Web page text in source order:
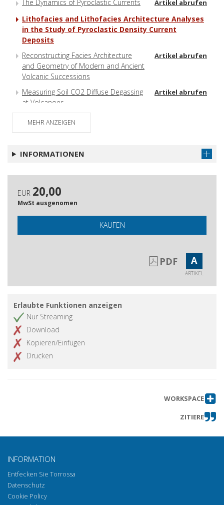
The Dynamics of Pyroclastic Currents Artikel abrufen
Lithofacies and Lithofacies Architecture Analyses
in the Study of Pyroclastic Density Current
Deposits
Reconstructing Facies Architecture
and Geometry of Modern and Ancient
Volcanic Successions
Artikel abrufen
Measuring Soil CO2 Diffuse Degassing
at Volcanoes
Artikel abrufen
MEHR ANZEIGEN
INFORMATIONEN
EUR 20,00
MwSt ausgenomen
KAUFEN
PDF A
ARTIKEL
Erlaubte Funktionen anzeigen
Nur Streaming
Download
Kopieren/Einfügen
Drucken
WORKSPACE
ZITIERE
INFORMATION
Entfecken Sie Torrossa
Datenschutz
Cookie Policy